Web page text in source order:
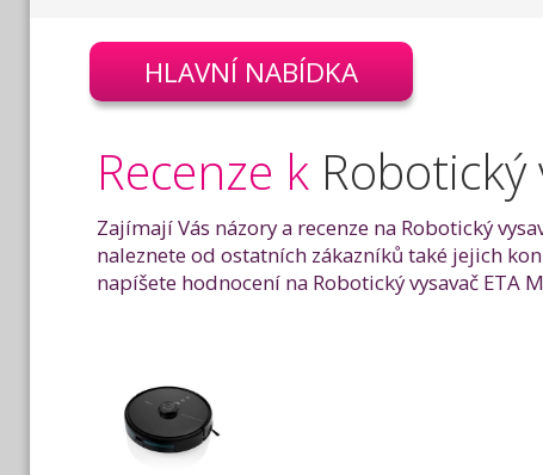
HLAVNÍ NABÍDKA
Recenze k
Zajímají Vás názory a recenze na Robotický
naleznete od ostatních zákazníků také jejich
napíšete hodnocení na Robotický vysavač ETA